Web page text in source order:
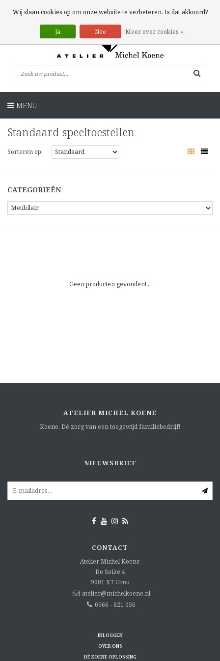
0 Artikelen
MENU
Standaard speeltoestellen
Sorteren op:
CATEGORIEËN
Geen producten gevonden!...
ATELIER MICHEL KOENE
Koene. Dé zorg van een toegewijd familiebedrijf!
NIEUWSBRIEF
CONTACT
Atelier Michel Koene
De Seize 4
9001 XT Grou
atelier@michelkoene.nl
0566 - 621 056
INLOGGEN
OVER ONS
DÉ KOENE OPLOSSING
Wij slaan cookies op om onze website te verbeteren. Is dat akkoord?
Ja Nee Meer over cookies »